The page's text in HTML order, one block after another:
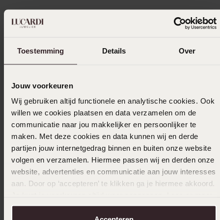
Toestemming Details Over
Jouw voorkeuren
Wij gebruiken altijd functionele en analytische cookies. Ook
willen we cookies plaatsen en data verzamelen om de
communicatie naar jou makkelijker en persoonlijker te
maken. Met deze cookies en data kunnen wij en derde
partijen jouw internetgedrag binnen en buiten onze website
volgen en verzamelen. Hiermee passen wij en derden onze
website, advertenties en communicatie aan jouw interesses
aan. Door op ‘accepteren’ te klikken ga je hiermee akkoord.
over in onscookiebeleid.
Ook leuk voor jou